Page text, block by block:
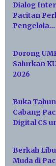
Dialog
Pacitan
Pengelola…
Dorong
Salurkan
2026
Buka
Cabang
Digital CS
Berkah
Muda di